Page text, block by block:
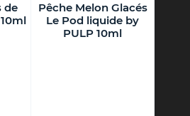
de
Pêche Melon Glacés
Le Pod liquide by
PULP 10ml